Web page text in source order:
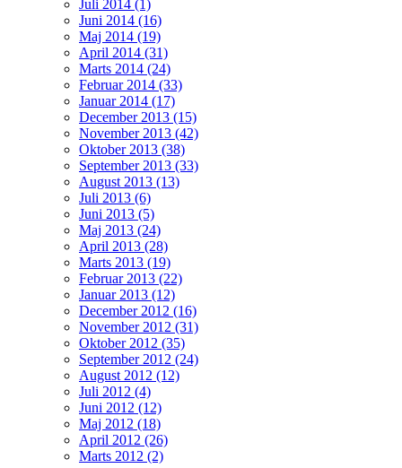
Juli 2014 (1)
Juni 2014 (16)
Maj 2014 (19)
April 2014 (31)
Marts 2014 (24)
Februar 2014 (33)
Januar 2014 (17)
December 2013 (15)
November 2013 (42)
Oktober 2013 (38)
September 2013 (33)
August 2013 (13)
Juli 2013 (6)
Juni 2013 (5)
Maj 2013 (24)
April 2013 (28)
Marts 2013 (19)
Februar 2013 (22)
Januar 2013 (12)
December 2012 (16)
November 2012 (31)
Oktober 2012 (35)
September 2012 (24)
August 2012 (12)
Juli 2012 (4)
Juni 2012 (12)
Maj 2012 (18)
April 2012 (26)
Marts 2012 (2)